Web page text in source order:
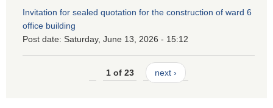
Invitation for sealed quotation for the construction of ward 6
office building
Post date: Saturday, June 13, 2026 - 15:12
1 of 23 next ›